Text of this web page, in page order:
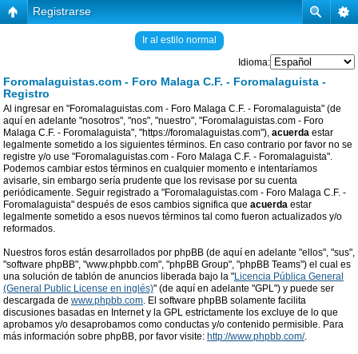
Registrarse
Ir al estilo normal
Idioma:
Foromalaguistas.com - Foro Malaga C.F. - Foromalaguista -
Registro
Al ingresar en "Foromalaguistas.com - Foro Malaga C.F. - Foromalaguista" (de
aquí en adelante "nosotros", "nos", "nuestro", "Foromalaguistas.com - Foro
Malaga C.F. - Foromalaguista", "https://foromalaguistas.com"), acuerda estar
legalmente sometido a los siguientes términos. En caso contrario por favor no se
registre y/o use "Foromalaguistas.com - Foro Malaga C.F. - Foromalaguista".
Podemos cambiar estos términos en cualquier momento e intentaríamos
avisarle, sin embargo sería prudente que los revisase por su cuenta
periódicamente. Seguir registrado a "Foromalaguistas.com - Foro Malaga C.F. -
Foromalaguista" después de esos cambios significa que acuerda estar
legalmente sometido a esos nuevos términos tal como fueron actualizados y/o
reformados.
Nuestros foros están desarrollados por phpBB (de aquí en adelante "ellos", "sus",
"software phpBB", "www.phpbb.com", "phpBB Group", "phpBB Teams") el cual es
una solución de tablón de anuncios liberada bajo la "Licencia Pública General
(General Public License en inglés)" (de aquí en adelante "GPL") y puede ser
descargada de www.phpbb.com. El software phpBB solamente facilita
discusiones basadas en Internet y la GPL estrictamente los excluye de lo que
aprobamos y/o desaprobamos como conductas y/o contenido permisible. Para
más información sobre phpBB, por favor visite: http://www.phpbb.com/.